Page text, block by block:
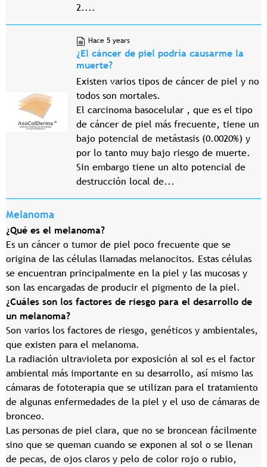
2....
Hace 5 years
¿El cáncer de piel podría causarme la
muerte?
Existen varios tipos de cáncer de piel y no
todos son mortales.
El carcinoma basocelular , que es el tipo
de cáncer de piel más frecuente, tiene un
bajo potencial de metástasis (0.0020%) y
por lo tanto muy bajo riesgo de muerte.
Sin embargo tiene un alto potencial de
destrucción local de...
Melanoma
¿Qué es el melanoma?
Es un cáncer o tumor de piel poco frecuente que se
origina de las células llamadas melanocitos. Estas células
se encuentran principalmente en la piel y las mucosas y
son las encargadas de producir el pigmento de la piel.
¿Cuáles son los factores de riesgo para el desarrollo de
un melanoma?
Son varios los factores de riesgo, genéticos y ambientales,
que existen para el melanoma.
La radiación ultravioleta por exposición al sol es el factor
ambiental más importante en su desarrollo, así mismo las
cámaras de fototerapia que se utilizan para el tratamiento
de algunas enfermedades de la piel y el uso de cámaras de
bronceo.
Las personas de piel clara, que no se broncean fácilmente
sino que se queman cuando se exponen al sol o se llenan
de pecas, de ojos claros y pelo de color rojo o rubio,